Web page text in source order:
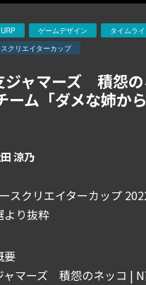
URP ゲームデザイン
タイムラ
クリエイターカップ
ジャマーズ 積怨の
ーム「ダメな姉か
涼乃
スクリエイターカップ
より抜粋
要
ャマーズ 積怨のネッコ |